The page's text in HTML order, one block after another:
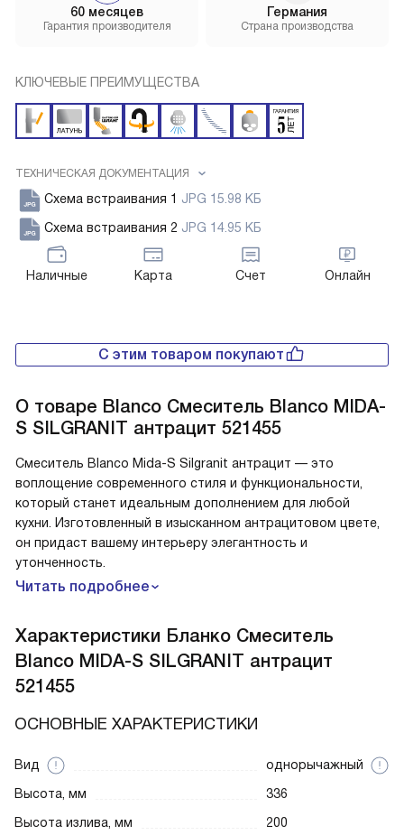
60 месяцев
Гарантия производителя
Германия
Страна производства
КЛЮЧЕВЫЕ ПРЕИМУЩЕСТВА
ТЕХНИЧЕСКАЯ ДОКУМЕНТАЦИЯ
Схема встраивания 1 JPG 15.98 КБ
Схема встраивания 2 JPG 14.95 КБ
Наличные Карта Счет Онлайн
С этим товаром покупают
О товаре Blanco Смеситель Blanco MIDA-
S SILGRANIT антрацит 521455
Смеситель Blanco Mida-S Silgranit антрацит — это
воплощение современного стиля и функциональности,
который станет идеальным дополнением для любой
кухни. Изготовленный в изысканном антрацитовом цвете,
он придаст вашему интерьеру элегантность и
утонченность.
Читать подробнее
Характеристики Бланко Смеситель
Blanco MIDA-S SILGRANIT антрацит
521455
ОСНОВНЫЕ ХАРАКТЕРИСТИКИ
Вид
однорычажный
Высота, мм
336
Высота излива, мм
200